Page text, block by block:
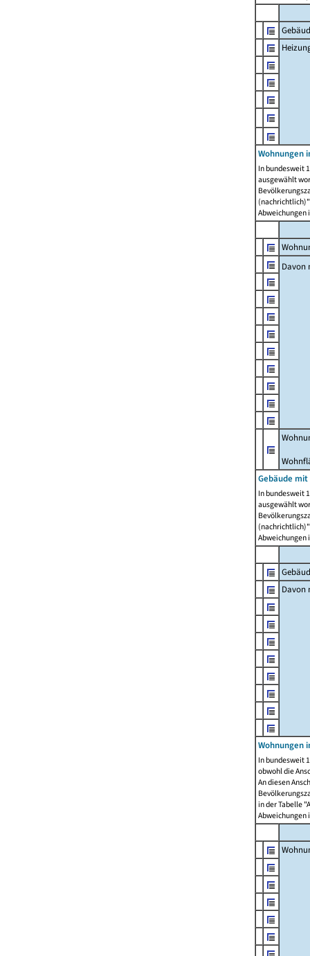
Wohnungen
In bundesweit
ausgewählt
Abweichungen
Davon
Gebäude
In bundesweit
ausgewählt
Abweichungen
Davon
Wohnungen
In bundesweit
obwohl die
An diesen
in der Tabelle
Abweichungen